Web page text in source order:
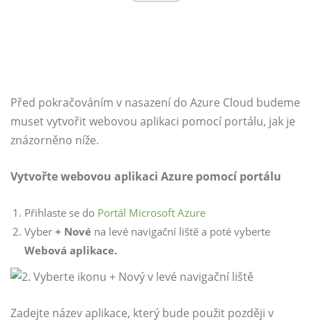
Před pokračováním v nasazení do Azure Cloud budeme
muset vytvořit webovou aplikaci pomocí portálu, jak je
znázorněno níže.
Vytvořte webovou aplikaci Azure pomocí portálu
Přihlaste se do Portál Microsoft Azure
Vyber + Nové na levé navigační liště a poté vyberte
Webová aplikace.
Zadejte název aplikace, který bude použit později v